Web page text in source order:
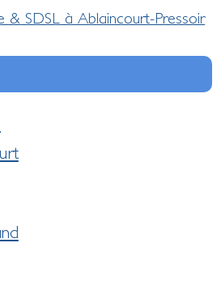
& SDSL à Ablaincourt-Pressoir